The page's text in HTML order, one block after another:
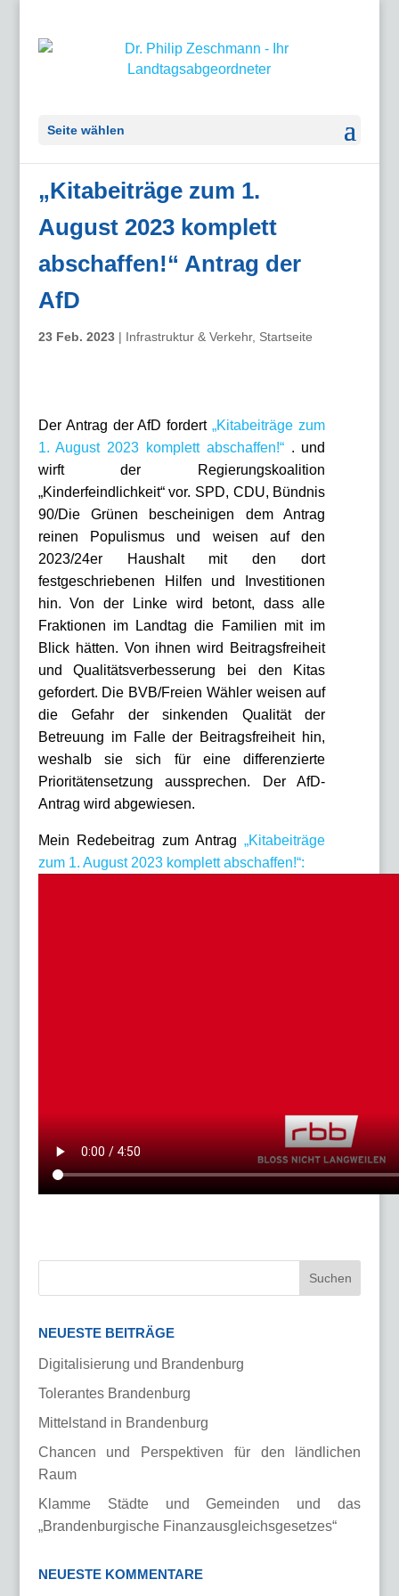
Seite wählen
„Kitabeiträge zum 1.
August 2023 komplett
abschaffen!“ Antrag der
AfD
23 Feb. 2023| Infrastruktur & Verkehr, Startseite
Der Antrag der AfD fordert„Kitabeiträge zum
1. August 2023 komplett abschaffen!“. und
wirft der Regierungskoalition
„Kinderfeindlichkeit“ vor. SPD, CDU, Bündnis
90/Die Grünen bescheinigen dem Antrag
reinen Populismus und weisen auf den
2023/24er Haushalt mit den dort
festgeschriebenen Hilfen und Investitionen
hin. Von der Linke wird betont, dass alle
Fraktionen im Landtag die Familien mit im
Blick hätten. Von ihnen wird Beitragsfreiheit
und Qualitätsverbesserung bei den Kitas
gefordert. Die BVB/Freien Wähler weisen auf
die Gefahr der sinkenden Qualität der
Betreuung im Falle der Beitragsfreiheit hin,
weshalb sie sich für eine differenzierte
Prioritätensetzung aussprechen. Der AfD-
Antrag wird abgewiesen.
Mein Redebeitrag zum Antrag„Kitabeiträge
zum 1. August 2023 komplett abschaffen!“:
NEUESTE BEITRÄGE
Digitalisierung und Brandenburg
Tolerantes Brandenburg
Mittelstand in Brandenburg
Chancen und Perspektiven für den ländlichen
Raum
Klamme Städte und Gemeinden und das
„Brandenburgische Finanzausgleichsgesetzes“
NEUESTE KOMMENTARE